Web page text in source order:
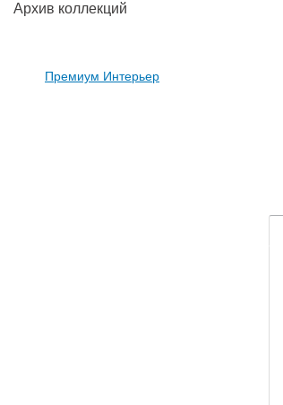
Архив коллекций
Премиум Интерьер